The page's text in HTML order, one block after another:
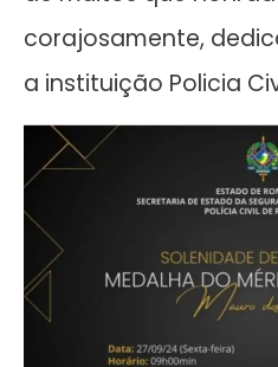
corajosamente,
a instituição Policia